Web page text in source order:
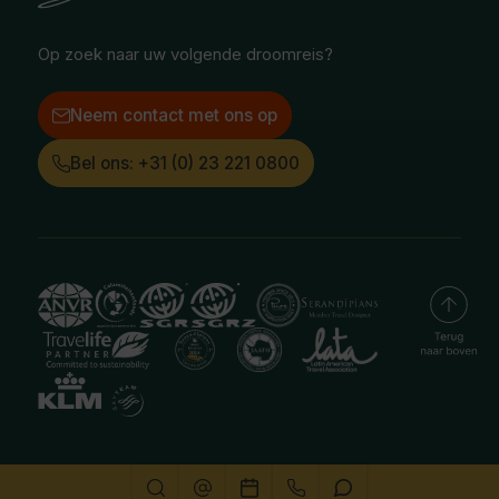
Instagram
Op zoek naar uw volgende droomreis?
Neem contact met ons op
Bel ons: +31 (0) 23 221 0800